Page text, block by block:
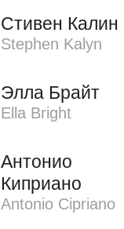
Стивен Калин
Stephen Kalyn
Элла Брайт
Ella Bright
Антонио
Киприано
Antonio Cipriano